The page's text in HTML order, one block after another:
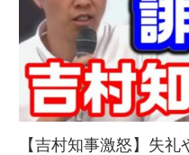
【吉村知事激怒】失